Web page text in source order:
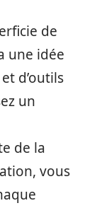
de
une idée
d’outils
un
de la
vous